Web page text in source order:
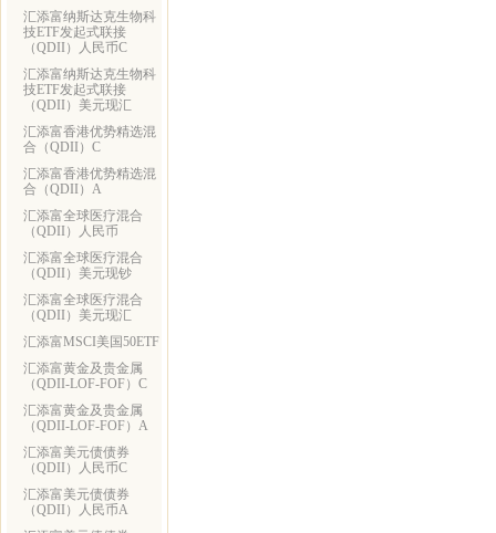
汇添富纳斯达克生物科
技ETF发起式联接
（QDII）人民币C
汇添富纳斯达克生物科
技ETF发起式联接
（QDII）美元现汇
汇添富香港优势精选混
合（QDII）C
汇添富香港优势精选混
合（QDII）A
汇添富全球医疗混合
（QDII）人民币
汇添富全球医疗混合
（QDII）美元现钞
汇添富全球医疗混合
（QDII）美元现汇
汇添富MSCI美国50ETF
汇添富黄金及贵金属
（QDII-LOF-FOF）C
汇添富黄金及贵金属
（QDII-LOF-FOF）A
汇添富美元债债券
（QDII）人民币C
汇添富美元债债券
（QDII）人民币A